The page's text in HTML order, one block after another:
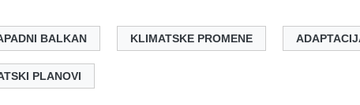
BALKAN KLIMATSKE PROMENE
PLANOVI